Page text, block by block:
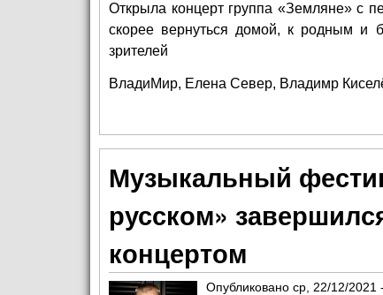
Открыла концерт группа «Земляне» с
скорее вернуться домой, к родным и
зрителей
ВладиМир, Елена Север, Владимр
Музыкальный
русском»
концертом
Опубликовано ср, 22/12/2021